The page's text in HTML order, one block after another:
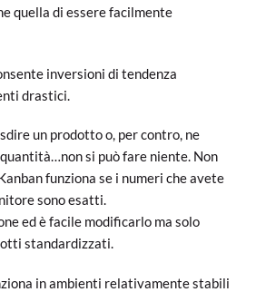
quella di essere facilmente
inversioni di tendenza
drastici.
un prodotto o, per contro, ne
si può fare niente. Non
funziona se i numeri che avete
sono esatti.
ed è facile modificarlo ma solo
standardizzati.
in ambienti relativamente stabili